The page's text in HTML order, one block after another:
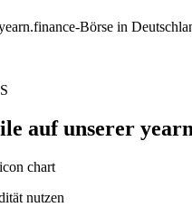
Börse in
auf unserer
nutzen